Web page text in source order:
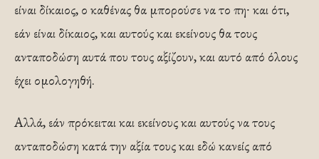
είναι δίκαιος, ο καθένας θα μπορούσε να το πη∙ και ότι,
εάν είναι δίκαιος, και αυτούς και εκείνους θα τους
ανταποδώση αυτά που τους αξίζουν, και αυτό από όλους
έχει ομολογηθή.
Αλλά, εάν πρόκειται και εκείνους και αυτούς να τους
ανταποδώση κατά την αξία τους και εδώ κανείς από